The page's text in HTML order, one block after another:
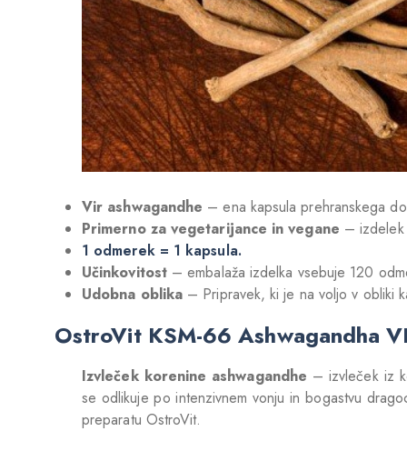
Vir ashwagandhe – ena kapsula prehranskega
Primerno za vegetarijance in vegane – izdelek
1 odmerek = 1 kapsula.
Učinkovitost– embalaža izdelka vsebuje 120
Udobna oblika – Pripravek, ki je na voljo v obliki
OstroVit KSM-66 Ashwagandha
Izvleček korenine ashwagandhe – izvleček iz
se odlikuje po intenzivnem vonju in bogastvu
preparatu OstroVit.